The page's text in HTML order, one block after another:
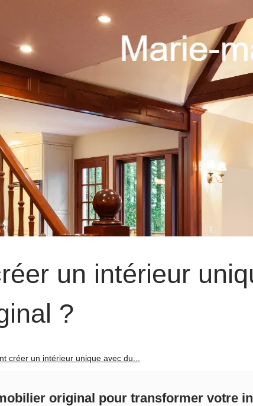
un intérieur
?
créer un intérieur unique avec du...
original pour transformer votre